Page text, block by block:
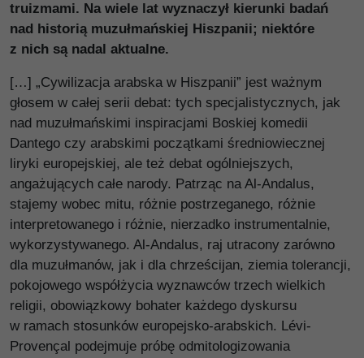
truizmami. Na wiele lat wyznaczył kierunki badań
nad historią muzułmańskiej Hiszpanii; niektóre
z nich są nadal aktualne.
[…] „Cywilizacja arabska w Hiszpanii” jest ważnym
głosem w całej serii debat: tych specjalistycznych, jak
nad muzułmańskimi inspiracjami Boskiej komedii
Dantego czy arabskimi początkami średniowiecznej
liryki europejskiej, ale też debat ogólniejszych,
angażujących całe narody. Patrząc na Al-Andalus,
stajemy wobec mitu, różnie postrzeganego, różnie
interpretowanego i różnie, nierzadko instrumentalnie,
wykorzystywanego. Al-Andalus, raj utracony zarówno
dla muzułmanów, jak i dla chrześcijan, ziemia tolerancji,
pokojowego współżycia wyznawców trzech wielkich
religii, obowiązkowy bohater każdego dyskursu
w ramach stosunków europejsko-arabskich. Lévi-
Provençal podejmuje próbę odmitologizowania